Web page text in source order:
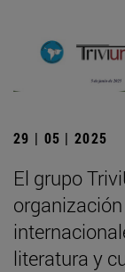
29 | 05 | 2025
El grupo
literatura y